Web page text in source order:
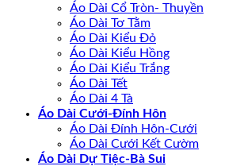
Áo Dài Cổ Tròn- Thuyền
Áo Dài Tơ Tằm
Áo Dài Kiểu Đỏ
Áo Dài Kiểu Hồng
Áo Dài Kiểu Trắng
Áo Dài Tết
Áo Dài 4 Tà
Áo Dài Cưới-Đính Hôn
Áo Dài Đính Hôn-Cưới
Áo Dài Cưới Kết Cườm
Áo Dài Dự Tiệc-Bà Sui